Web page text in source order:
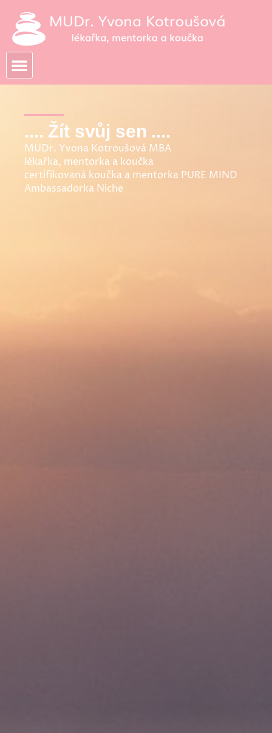
obsah
.... Žít svůj sen ....
MUDr. Yvona Kotroušová MBA
lékařka, mentorka a koučka
certifikovaná koučka a mentorka PURE MIND
Ambassadorka Niche